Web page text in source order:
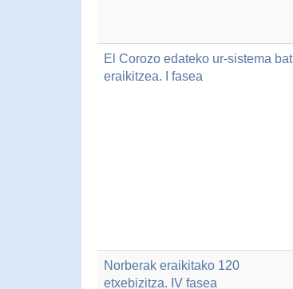
El Corozo edateko ur-sistema bat
eraikitzea. I fasea
Norberak eraikitako 120
etxebizitza. IV fasea